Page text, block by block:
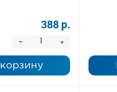
388 р.
+
-